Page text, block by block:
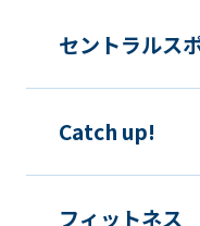
セントラルス
Catch up!
フィットネス